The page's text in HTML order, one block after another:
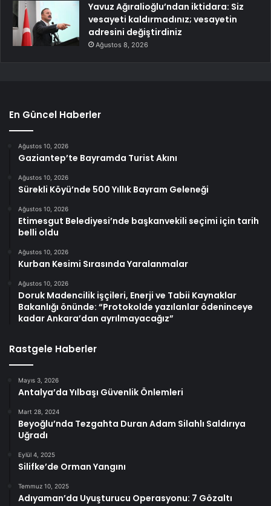
Yavuz Ağıralioğlu’ndan iktidara: Siz
vesayeti kaldırmadınız; vesayetin
adresini değiştirdiniz
Ağustos 8, 2026
En Güncel Haberler
Ağustos 10, 2026
Gaziantep’te Bayramda Turist Akını
Ağustos 10, 2026
Sürekli Köyü’nde 500 Yıllık Bayram Geleneği
Ağustos 10, 2026
Etimesgut Belediyesi’nde başkanvekili seçimi için tarih
belli oldu
Ağustos 10, 2026
Kurban Kesimi Sırasında Yaralanmalar
Ağustos 10, 2026
Doruk Madencilik işçileri, Enerji ve Tabii Kaynaklar
Bakanlığı önünde: “Protokolde yazılanlar ödeninceye
kadar Ankara’dan ayrılmayacağız”
Rastgele Haberler
Mayıs 3, 2026
Antalya’da Yılbaşı Güvenlik Önlemleri
Mart 28, 2024
Beyoğlu’nda Tezgahta Duran Adam Silahlı Saldırıya
Uğradı
Eylül 4, 2025
Silifke’de Orman Yangını
Temmuz 10, 2025
Adıyaman’da Uyuşturucu Operasyonu: 7 Gözaltı